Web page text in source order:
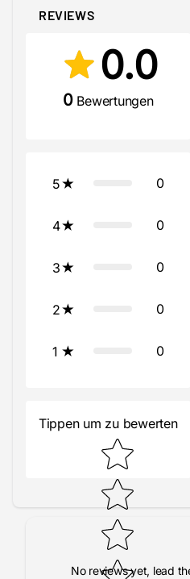
REVIEWS
0.0
0 Bewertungen
5 0
4 0
3 0
2 0
1 0
Tippen um zu bewerten
No reviews yet, lead